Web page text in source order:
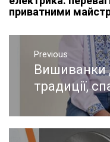
приватними
Навигация
записям
Previous
Previous
post:
Вишиванки
традиції,